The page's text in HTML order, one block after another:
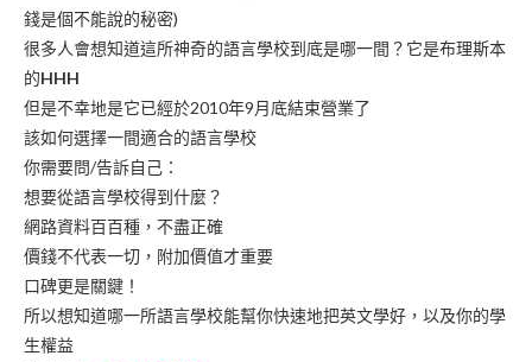
錢是個不能說的秘密)
很多人會想知道這所神奇的語言學校到底是哪一間？它是布理斯本
的HHH
但是不幸地是它已經於2010年9月底結束營業了
該如何選擇一間適合的語言學校
你需要問/告訴自己：
想要從語言學校得到什麼？
網路資料百百種，不盡正確
價錢不代表一切，附加價值才重要
口碑更是關鍵！
所以想知道哪一所語言學校能幫你快速地把英文學好，以及你的學
生權益